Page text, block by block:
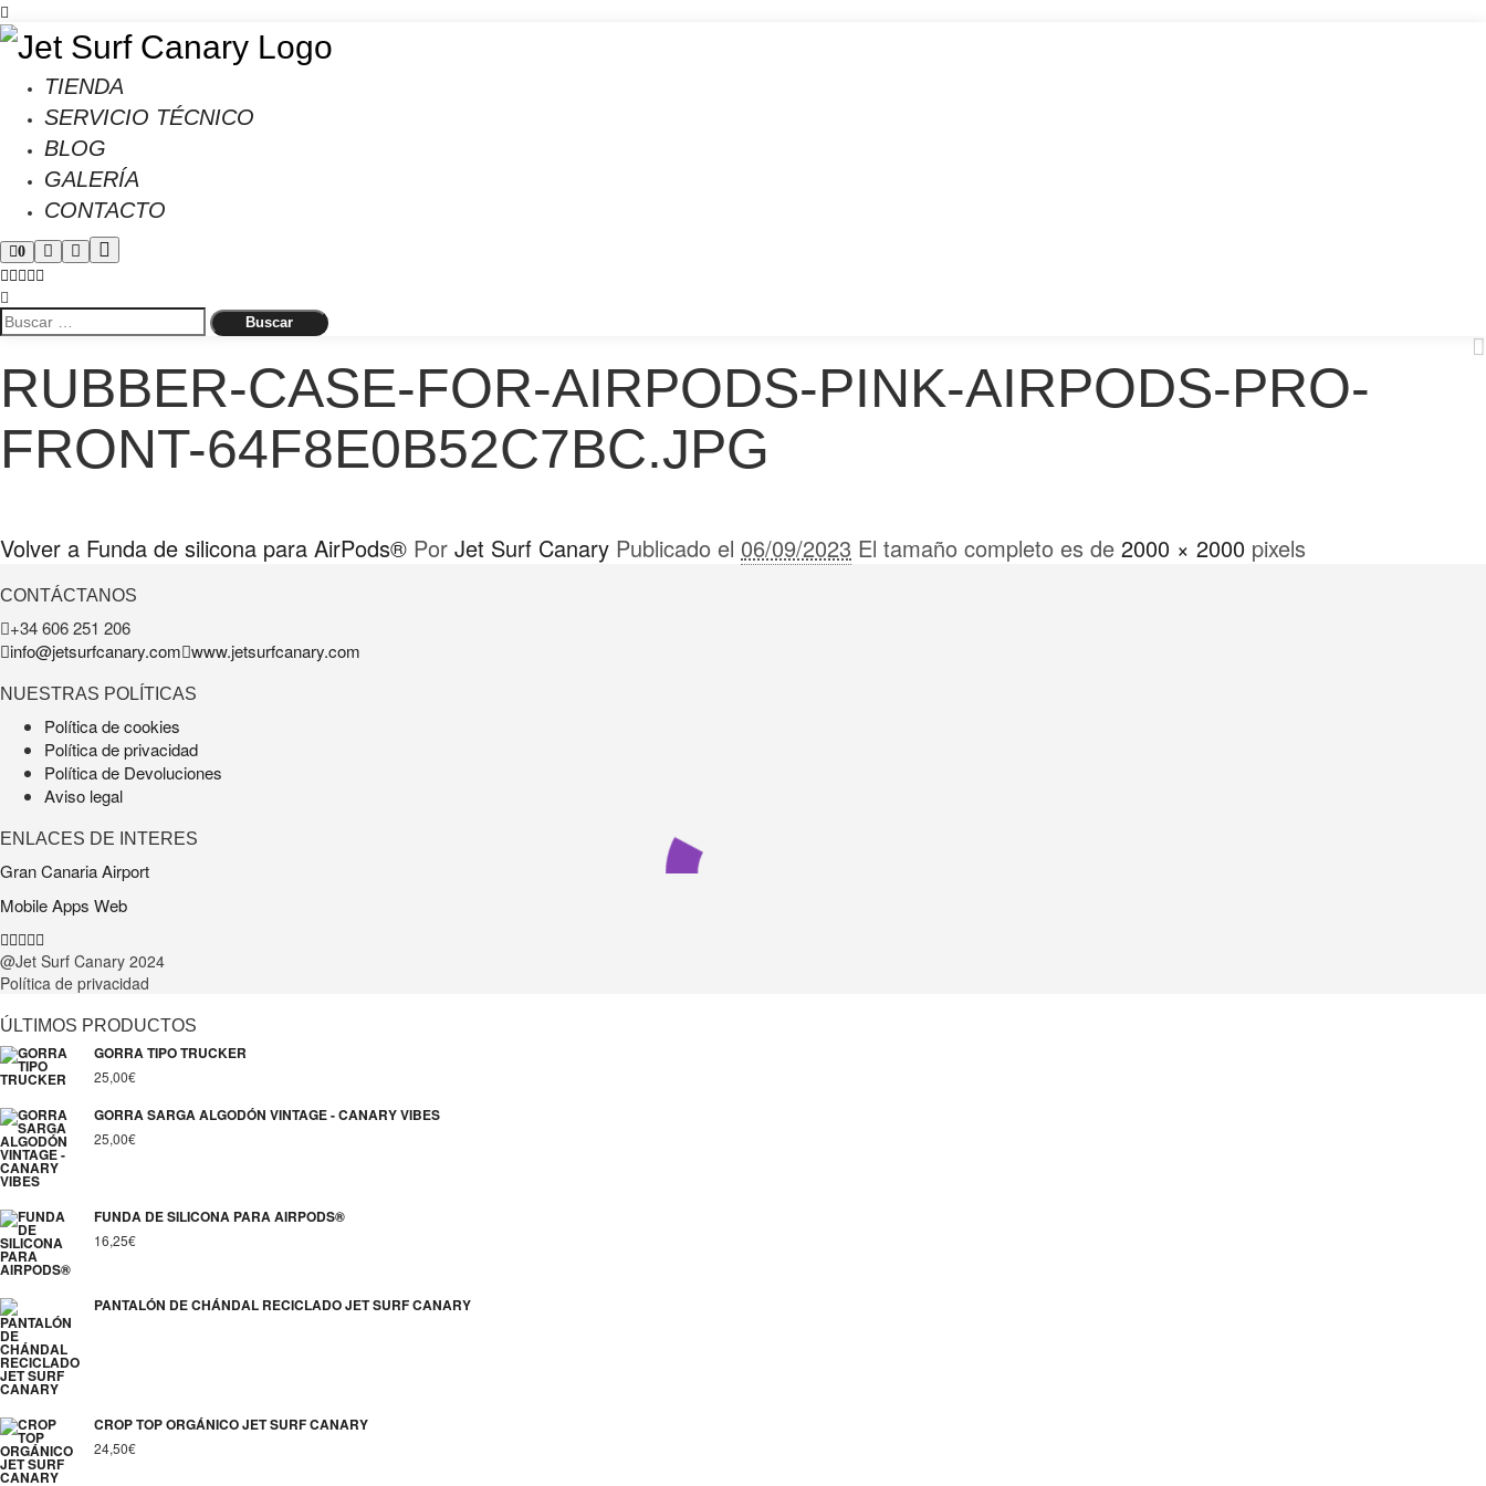
TIENDA
SERVICIO TÉCNICO
BLOG
GALERÍA
CONTACTO
0
RUBBER-CASE-FOR-AIRPODS-PINK-AIRPODS-PRO-
FRONT-64F8E0B52C7BC.JPG
Volver a Funda de silicona para AirPods® Por Jet Surf Canary Publicado el 06/09/2023 El tamaño completo es de 2000 × 2000 pixels
CONTÁCTANOS
+34 606 251 206
info@jetsurfcanary.com www.jetsurfcanary.com
NUESTRAS POLÍTICAS
Política de cookies
Política de privacidad
Política de Devoluciones
Aviso legal
ENLACES DE INTERES
Gran Canaria Airport
Mobile Apps Web
@Jet Surf Canary 2024
Política de privacidad
ÚLTIMOS PRODUCTOS
GORRA TIPO TRUCKER
25,00€
GORRA SARGA ALGODÓN VINTAGE - CANARY VIBES
25,00€
FUNDA DE SILICONA PARA AIRPODS®
16,25€
PANTALÓN DE CHÁNDAL RECICLADO JET SURF CANARY
CROP TOP ORGÁNICO JET SURF CANARY
24,50€